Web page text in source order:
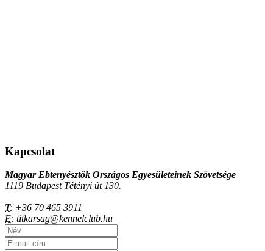
Kapcsolat
Magyar Ebtenyésztők Országos Egyesületeinek Szövetsége
1119 Budapest Tétényi út 130.
T: +36 70 465 3911
E: titkarsag@kennelclub.hu